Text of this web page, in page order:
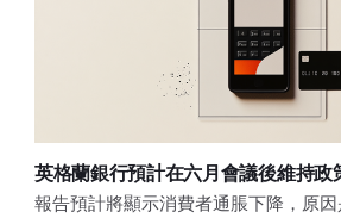
英格蘭銀行預計在六月會議後維持政
報告預計將顯示消費者通脹下降，原